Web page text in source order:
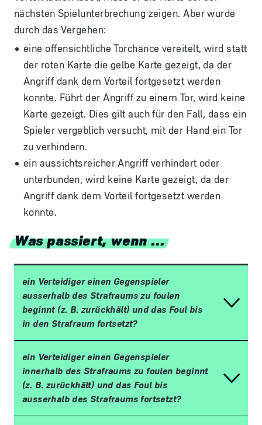
nächsten Spielunterbrechung zeigen. Aber wurde
durch das Vergehen:
eine offensichtliche Torchance vereitelt, wird statt
der roten Karte die gelbe Karte gezeigt, da der
Angriff dank dem Vorteil fortgesetzt werden
konnte. Führt der Angriff zu einem Tor, wird keine
Karte gezeigt. Dies gilt auch für den Fall, dass ein
Spieler vergeblich versucht, mit der Hand ein Tor
zu verhindern.
ein aussichtsreicher Angriff verhindert oder
unterbunden, wird keine Karte gezeigt, da der
Angriff dank dem Vorteil fortgesetzt werden
konnte.
Was passiert, wenn ...
ein Verteidiger einen Gegenspieler
ausserhalb des Strafraums zu foulen
beginnt (z. B. zurückhält) und das Foul bis
in den Strafraum fortsetzt?
ein Verteidiger einen Gegenspieler
innerhalb des Strafraums zu foulen beginnt
(z. B. zurückhält) und das Foul bis
ausserhalb des Strafraums fortsetzt?